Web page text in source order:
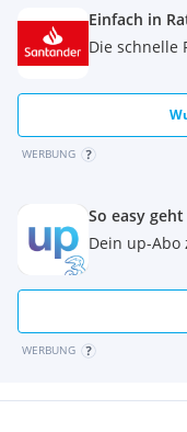
Einfach in
Die schnelle
WERBUNG
So easy
Dein up-Abo
WERBUNG